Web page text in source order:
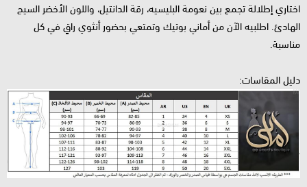
اختاري إطلالة تجمع بين نعومة البليسيه، رقة الدانتيل، واللون الأخضر السيج
الهادئ. اطلبيه الآن من أماني بوتيك وتمتعي بحضور أنثوي راقٍ في كل
مناسبة.
دليل المقاسات: